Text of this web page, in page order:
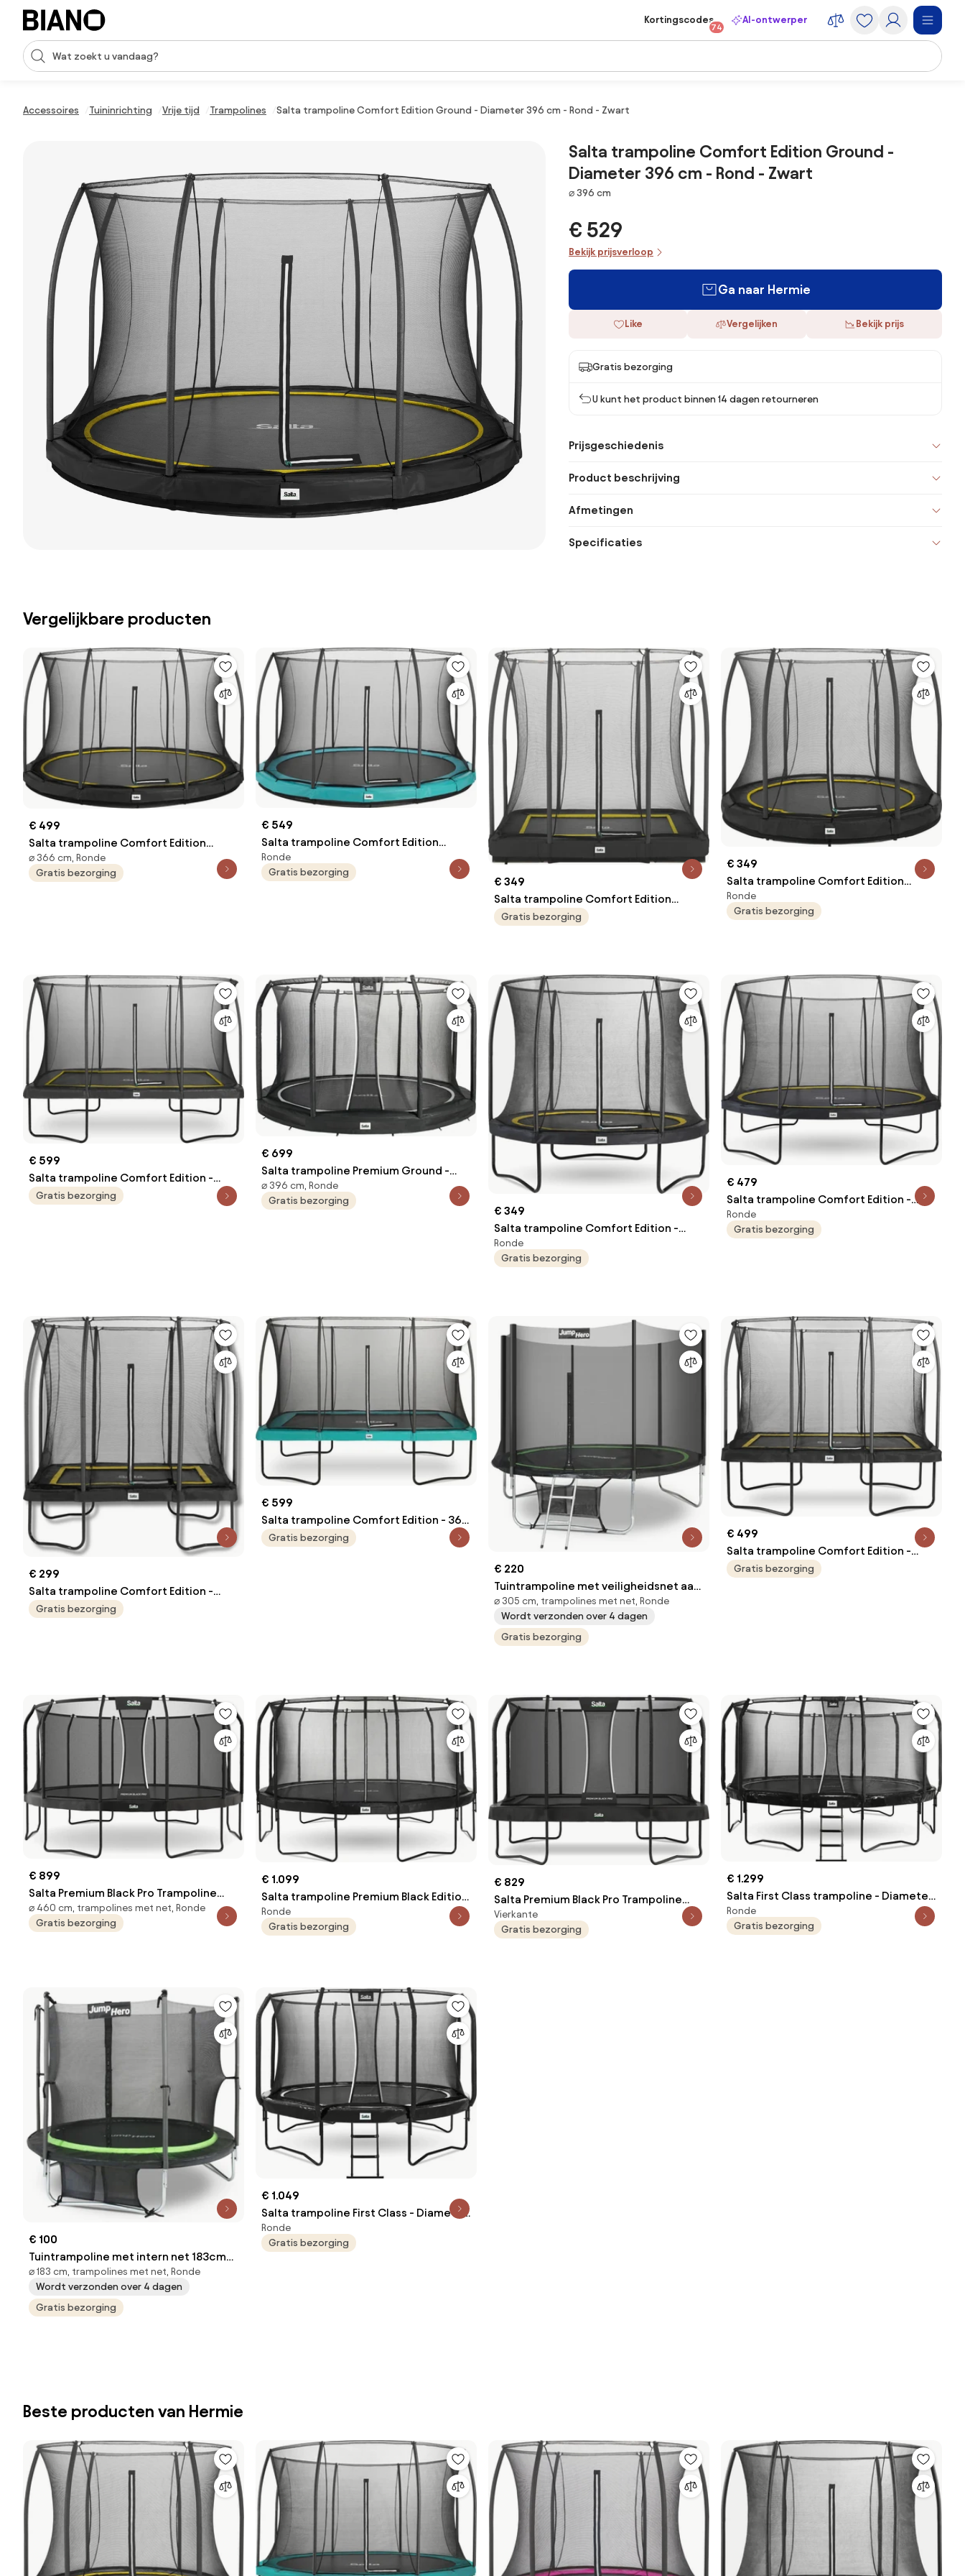
Navigatie overslaan, naar inhoud springen
Zoekopdracht invoeren
Kortingscodes
74
AI-ontwerper
Accessoires Tuininrichting Vrije tijd Trampolines Salta trampoline Comfort Edition Ground - Diameter 396 cm - Rond - Zwart
Salta trampoline Comfort Edition Ground -
Diameter 396 cm - Rond - Zwart
Afmetingen
⌀ 396 cm
€ 529
Bekijk prijsverloop
Ga naar Hermie
Like Vergelijken Bekijk prijs
Gratis bezorging
U kunt het product binnen 14 dagen retourneren
Prijsgeschiedenis
Product beschrijving
Afmetingen
Specificaties
Vergelijkbare producten
€ 499
Salta trampoline Comfort Edition
Ground - Diameter 366 cm - Rond -
Zwart
⌀ 366 cm, Ronde
Gratis bezorging
€ 549
Salta trampoline Comfort Edition
Ground - Diameter 427 cm - Rond -
Groen
Ronde
Gratis bezorging
€ 349
Salta trampoline Comfort Edition
Ground - 214 x 153 cm - Rechthoekig -
Gratis bezorging
€ 349
Salta trampoline Comfort Edition
Ground - Diameter 251 cm - Rond -
Zwart
Ronde
Gratis bezorging
€ 599
Salta trampoline Comfort Edition -
366x244 cm - Rechthoekig - zwart
Gratis bezorging
€ 699
Salta trampoline Premium Ground -
Diameter 396 cm - Rond - zwart
⌀ 396 cm, Ronde
Gratis bezorging
€ 349
Salta trampoline Comfort Edition -
Diameter 305 cm - Rond - Zwart
Ronde
Gratis bezorging
€ 479
Salta trampoline Comfort Edition -
Diameter 366 cm - Rond - zwart
Ronde
Gratis bezorging
€ 299
Salta trampoline Comfort Edition -
214x153 cm - Rechthoekig - zwart
Gratis bezorging
€ 599
Salta trampoline Comfort Edition - 366
x 244 cm - Rechthoekig - Groen
Gratis bezorging
€ 220
Tuintrampoline met veiligheidsnet aan
buitenkant 305cm Jump Hero 10FT
⌀ 305 cm, trampolines met net, Ronde
Wordt verzonden over 4 dagen
Gratis bezorging
€ 499
Salta trampoline Comfort Edition -
305x214 cm - Rechthoekig - zwart
Gratis bezorging
€ 899
Salta Premium Black Pro Trampoline
Zwart - Ø460 cm - Rond
⌀ 460 cm, trampolines met net, Ronde
Gratis bezorging
€ 1.099
Salta trampoline Premium Black Edition
- Diameter 457 cm - Rond - zwart
Ronde
Gratis bezorging
€ 829
Salta Premium Black Pro Trampoline
Zwart - 360x240 cm - Rechthoekig
Vierkante
Gratis bezorging
€ 1.299
Salta First Class trampoline - Diameter
487cm - Rond zwart
Ronde
Gratis bezorging
€ 100
Tuintrampoline met intern net 183cm
Jump Hero 6FT
⌀ 183 cm, trampolines met net, Ronde
Wordt verzonden over 4 dagen
Gratis bezorging
€ 1.049
Salta trampoline First Class - Diameter
427 cm - Rond - Zwart
Ronde
Gratis bezorging
Beste producten van Hermie